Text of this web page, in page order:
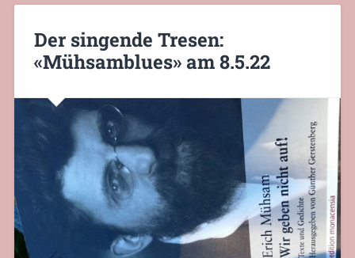
Der singende Tresen:
«Mühsamblues» am 8.5.22